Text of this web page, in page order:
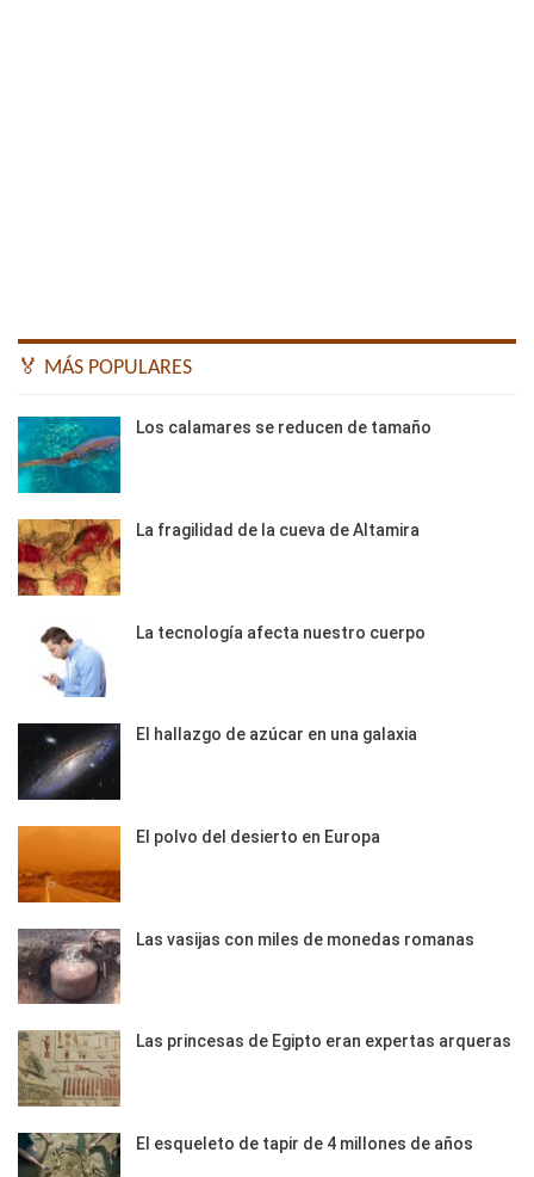
🏅 MÁS POPULARES
Los calamares se reducen de tamaño
La fragilidad de la cueva de Altamira
La tecnología afecta nuestro cuerpo
El hallazgo de azúcar en una galaxia
El polvo del desierto en Europa
Las vasijas con miles de monedas romanas
Las princesas de Egipto eran expertas arqueras
El esqueleto de tapir de 4 millones de años